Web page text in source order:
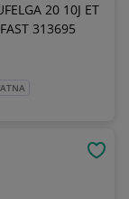
20 10J ET
313695